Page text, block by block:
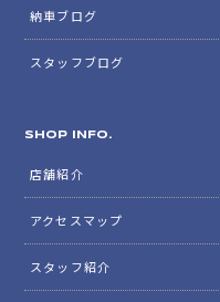
納車ブログ
スタッフブログ
SHOP INFO.
店舗紹介
アクセスマップ
スタッフ紹介